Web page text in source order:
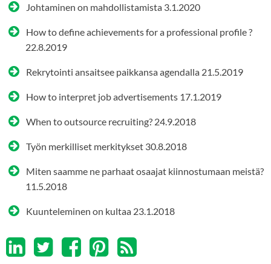
Johtaminen on mahdollistamista 3.1.2020
How to define achievements for a professional profile ?
22.8.2019
Rekrytointi ansaitsee paikkansa agendalla 21.5.2019
How to interpret job advertisements 17.1.2019
When to outsource recruiting? 24.9.2018
Työn merkilliset merkitykset 30.8.2018
Miten saamme ne parhaat osaajat kiinnostumaan meistä?
11.5.2018
Kuunteleminen on kultaa 23.1.2018